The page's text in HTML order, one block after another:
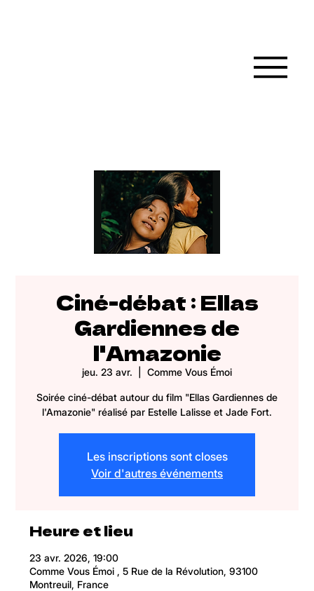
Ciné-débat : Ellas
Gardiennes de
l'Amazonie
jeu. 23 avr. Comme Vous Émoi
Soirée ciné-débat autour du film "Ellas Gardiennes de
l'Amazonie" réalisé par Estelle Lalisse et Jade Fort.
Les inscriptions sont closes
Voir d'autres événements
Heure et lieu
23 avr. 2026, 19:00
Comme Vous Émoi , 5 Rue de la Révolution, 93100
Montreuil, France